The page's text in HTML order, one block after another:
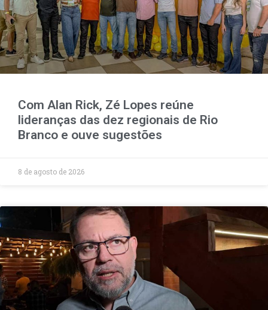
Com Alan Rick, Zé Lopes reúne
lideranças das dez regionais de Rio
Branco e ouve sugestões
8 de agosto de 2026